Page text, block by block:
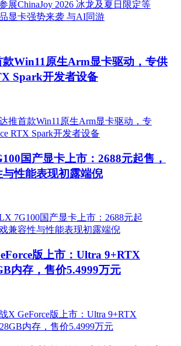
款Win11原生Arm显卡驱动，专供
Spark开发者设备
国产显卡上市：2688元起售，
性能表现初露端倪
版上市：Ultra 9+RTX
内存，售价5.4999万元